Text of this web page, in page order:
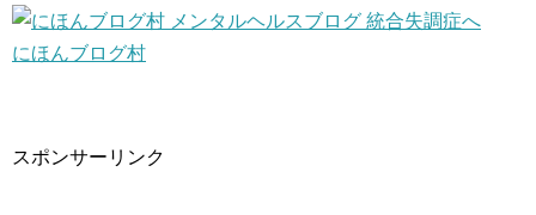
にほんブログ村
スポンサーリンク